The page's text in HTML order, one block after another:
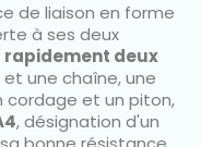
de liaison en forme
à ses deux
rapidement deux
une chaîne, une
cordage et un piton,
, désignation d'un